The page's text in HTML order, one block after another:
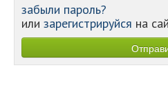
забыли пароль?
или зарегистрируйся на